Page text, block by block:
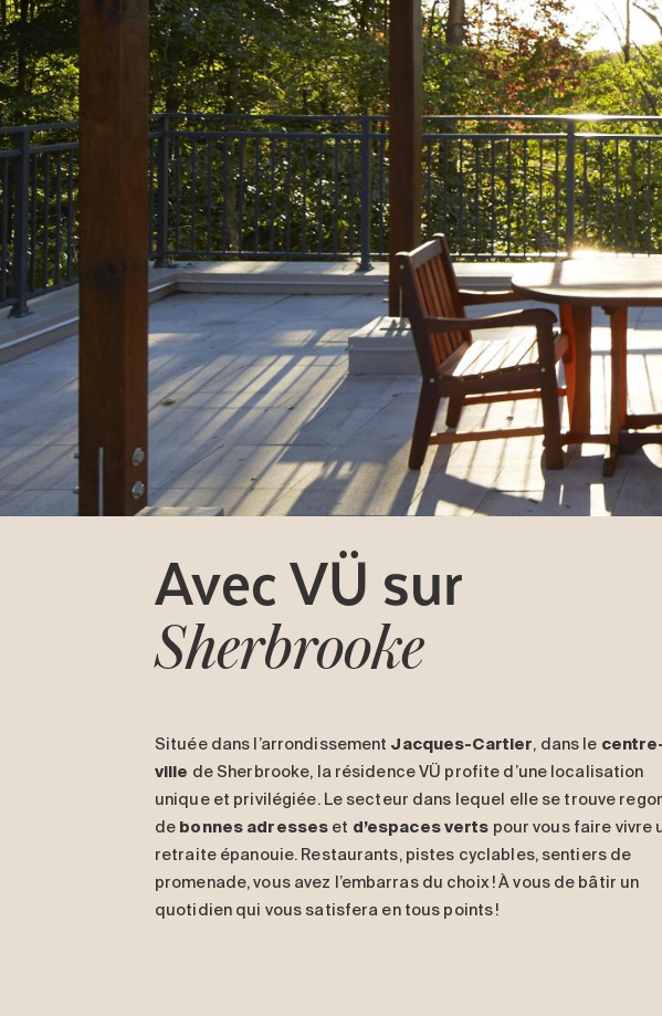
AvecVÜsur
Sherbrooke
Située dans l’arrondissement Jacques-Cartier, dans le
ville de Sherbrooke, la résidence VÜ profite d’une localisation
unique et privilégiée. Le secteur dans lequel elle se trouve
de bonnes adresses et d’espaces verts pour vous faire vivre
retraite épanouie. Restaurants, pistes cyclables, sentiers de
promenade, vous avez l’embarras du choix ! À vous de bâtir un
quotidien qui vous satisfera en tous points !